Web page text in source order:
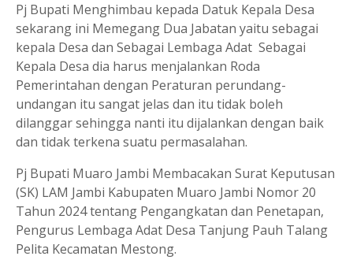
Pj Bupati Menghimbau kepada Datuk Kepala Desa
sekarang ini Memegang Dua Jabatan yaitu sebagai
kepala Desa dan Sebagai Lembaga Adat Sebagai
Kepala Desa dia harus menjalankan Roda
Pemerintahan dengan Peraturan perundang-
undangan itu sangat jelas dan itu tidak boleh
dilanggar sehingga nanti itu dijalankan dengan baik
dan tidak terkena suatu permasalahan.
Pj Bupati Muaro Jambi Membacakan Surat Keputusan
(SK) LAM Jambi Kabupaten Muaro Jambi Nomor 20
Tahun 2024 tentang Pengangkatan dan Penetapan,
Pengurus Lembaga Adat Desa Tanjung Pauh Talang
Pelita Kecamatan Mestong.